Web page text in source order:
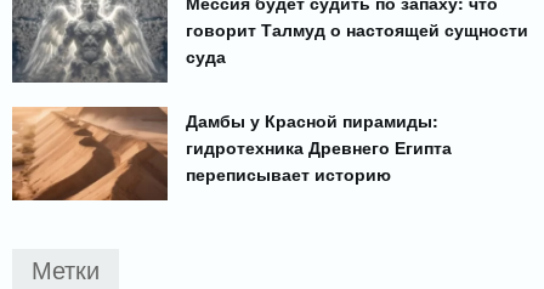
говорит Талмуд о настоящей сущности
суда
Дамбы у Красной пирамиды:
гидротехника Древнего Египта
переписывает историю
Метки